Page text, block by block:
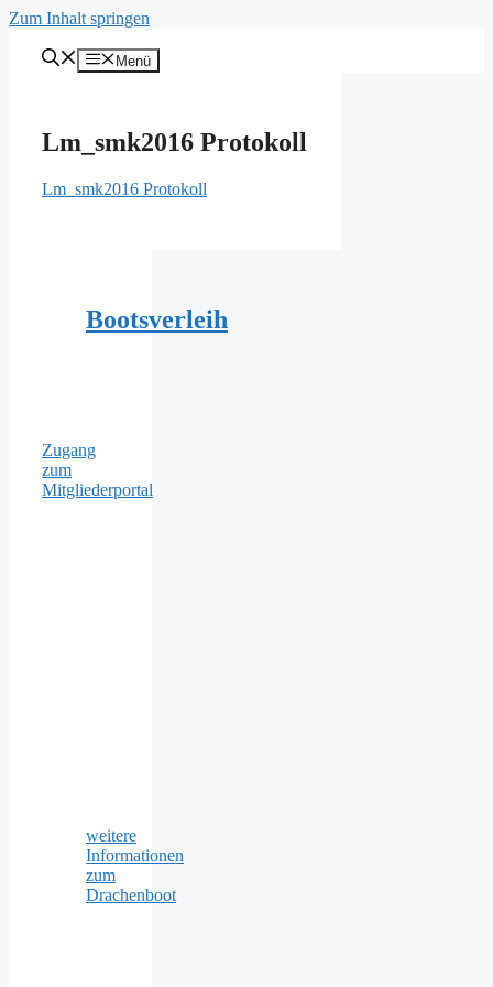
Zum Inhalt springen
Menü
Lm_smk2016 Protokoll
Lm_smk2016 Protokoll
Bootsverleih
Zugang
zum
Mitgliederportal
weitere
Informationen
zum
Drachenboot